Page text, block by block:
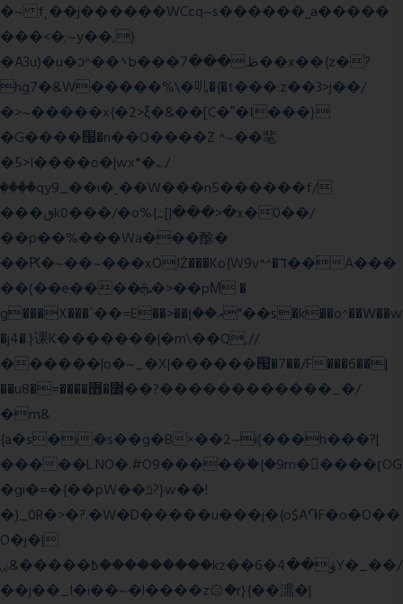
�~ f˛��j������WCcq~s������˽a�����
���<�;~y��,}
�A3u)�u�ͻ^��܌b���ڟ���7��x��{z�?
hg7�&W�����%\�䶷�{�t���:z��3>j��/
�>~�����x{�2>ξ�&��[C�ˮ�I���}
�G����՗�n��O����Z ^~��靟
�5>I����o�|wx*�؎/
����qy9_��i�˻��W���n5������f/
���ٯk0���/�o%{߸[|���>�x�0��/
��p��%���Wa���酴�
��Ԗ�~��~���xOIŻ���Ko{W9v^^�ד��A���
��(��e����ܞ�>��pΜ �
g���X���ߴ��=E��>��އ��ן"��s�k��o^��W��w
�j4�.}课K�������|�m\��Q,//
������|o�~_�X|������՗�7��/F���6��|
��u8�=����߼�޾��?������������_�/
�m&
{a�s�i�s��g�B×��2~i(���h���?|
�����L.NO�.#O9�����ۙ�{�9m��ً���ӷOG
�gi�=�{��pW��ݿ?}w��!
�)_0R�>�?.�W�D�����u���j�{o$A֏F�o�O��
O�j�|
߿�����&ۻ����ۛ�����kz��ۋ��4�6Y�_��/
��j��_I�i��~�l����z۞�r}{��濎�|